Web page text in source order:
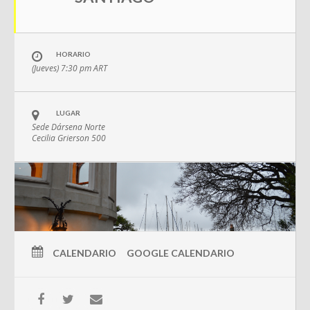
HORARIO
(Jueves) 7:30 pmART
LUGAR
Sede Dársena Norte
Cecilia Grierson 500
CALENDARIO GOOGLE CALENDARIO